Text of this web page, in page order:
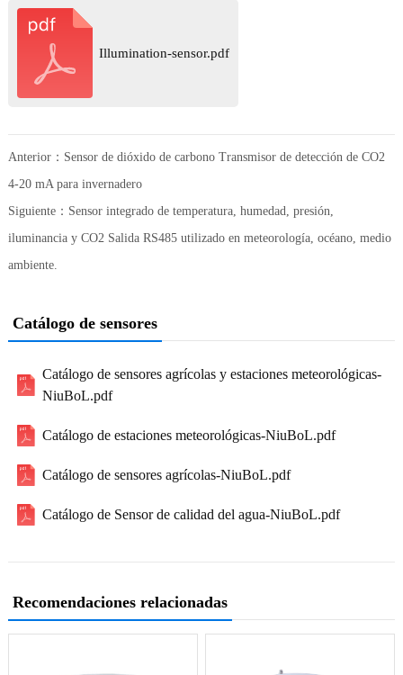
Illumination-sensor.pdf
Anterior： Sensor de dióxido de carbono Transmisor de detección de CO2
4-20 mA para invernadero
Siguiente： Sensor integrado de temperatura, humedad, presión,
iluminancia y CO2 Salida RS485 utilizado en meteorología, océano, medio
ambiente.
Catálogo de sensores
Catálogo de sensores agrícolas y estaciones meteorológicas-
NiuBoL.pdf
Catálogo de estaciones meteorológicas-NiuBoL.pdf
Catálogo de sensores agrícolas-NiuBoL.pdf
Catálogo de Sensor de calidad del agua-NiuBoL.pdf
Recomendaciones relacionadas